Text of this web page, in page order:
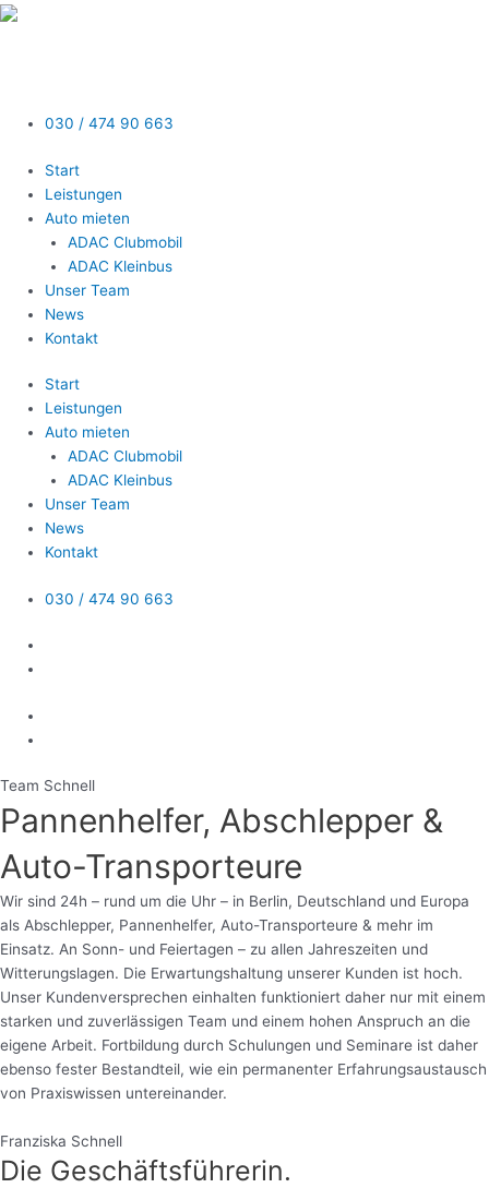
Zum
030 / 474 90 663
Start
Leistungen
Auto mieten
ADAC Clubmobil
ADAC Kleinbus
Unser Team
News
Kontakt
Start
Leistungen
Auto mieten
ADAC Clubmobil
ADAC Kleinbus
Unser Team
News
Kontakt
030 / 474 90 663
Team Schnell
Pannenhelfer, Abschlepper &
Auto-Transporteure
Wir sind 24h – rund um die Uhr – in Berlin, Deutschland und Europa
als Abschlepper, Pannenhelfer, Auto-Transporteure & mehr im
Einsatz. An Sonn- und Feiertagen – zu allen Jahreszeiten und
Witterungslagen. Die Erwartungshaltung unserer Kunden ist hoch.
Unser Kundenversprechen einhalten funktioniert daher nur mit einem
starken und zuverlässigen Team und einem hohen Anspruch an die
eigene Arbeit. Fortbildung durch Schulungen und Seminare ist daher
ebenso fester Bestandteil, wie ein permanenter Erfahrungsaustausch
von Praxiswissen untereinander.
Franziska Schnell
Die Geschäftsführerin.